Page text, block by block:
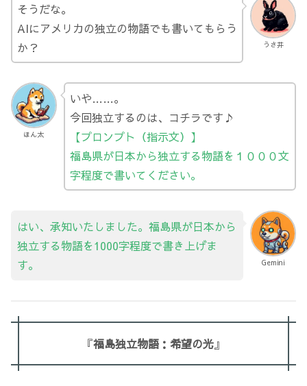
うさ井
そうだな。
AIにアメリカの独立の物語でも書いてもらう
か？
ほん太
いや……。
今回独立するのは、コチラです♪
【プロンプト（指示文）】
福島県が日本から独立する物語を１０００文
字程度で書いてください。
Gemini
はい、承知いたしました。福島県が日本から
独立する物語を1000字程度で書き上げま
す。
『福島独立物語：希望の光 』